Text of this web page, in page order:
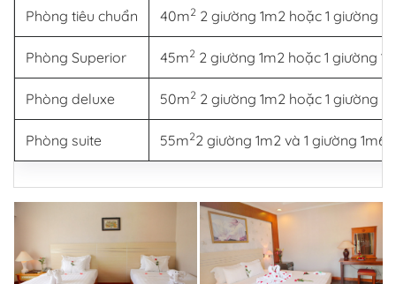
Phòng tiêu chuẩn 40m2 2 giường 1m2 hoặc 1 giường
Phòng Superior 45m2 2 giường 1m2 hoặc 1 giường
Phòng deluxe 50m2 2 giường 1m2 hoặc 1 giường
Phòng suite 55m22 giường 1m2 và 1 giường 1m6